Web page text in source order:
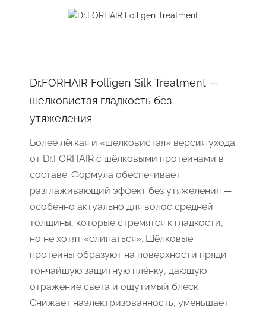
Dr.FORHAIR Folligen Silk Treatment —
шелковистая гладкость без
утяжеления
Более лёгкая и «шелковистая» версия ухода
от Dr.FORHAIR с шёлковыми протеинами в
составе. Формула обеспечивает
разглаживающий эффект без утяжеления —
особенно актуально для волос средней
толщины, которые стремятся к гладкости,
но не хотят «слипаться». Шёлковые
протеины образуют на поверхности пряди
тончайшую защитную плёнку, дающую
отражение света и ощутимый блеск.
Снижает наэлектризованность, уменьшает